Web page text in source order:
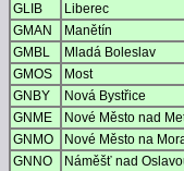
GLIB
Liberec
GMAN
Manětín
GMBL
Mladá Boleslav
GMOS
Most
GNBY
Nová Bystřice
GNME
Nové Město nad
GNMO
Nové Město na
GNNO
Náměšť nad